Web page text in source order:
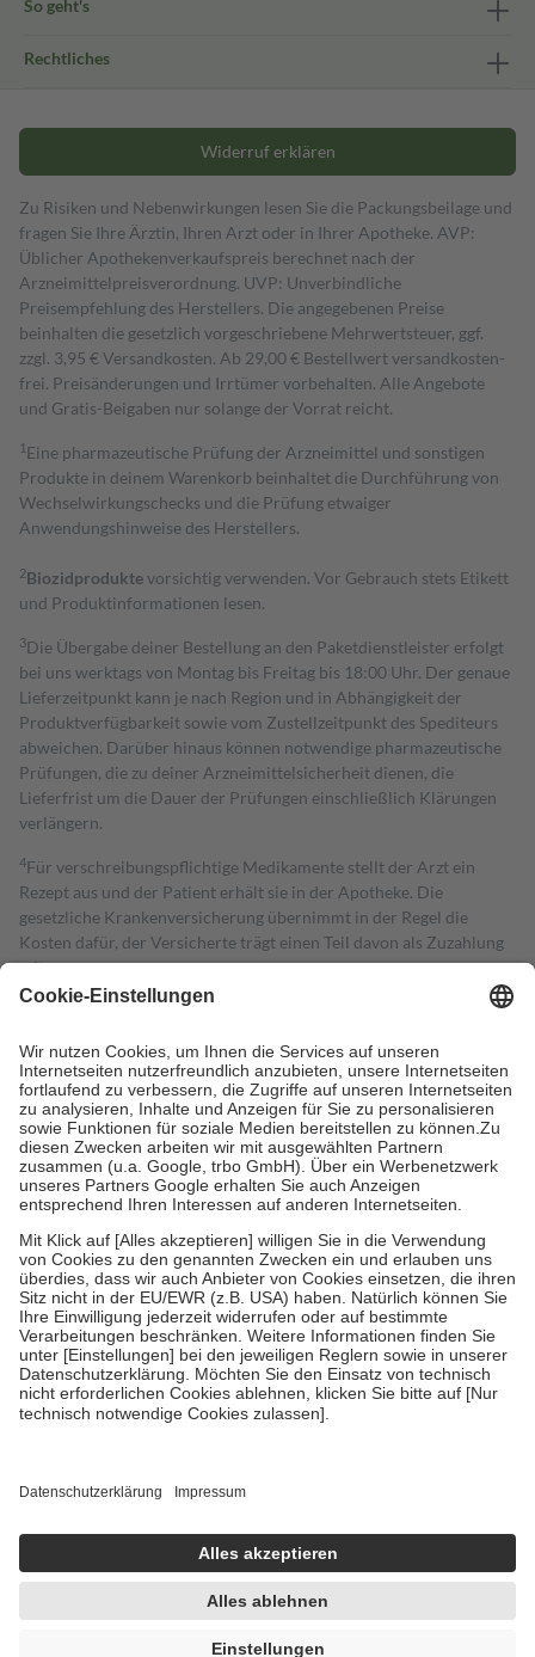
So geht's
Rechtliches
Widerruf erklären
Zu Risiken und Nebenwirkungen lesen Sie die Packungsbeilage und
fragen Sie Ihre Ärztin, Ihren Arzt oder in Ihrer Apotheke. AVP:
Üblicher Apothekenverkaufspreis berechnet nach der
Arzneimittelpreisverordnung. UVP: Unverbindliche
Preisempfehlung des Herstellers. Die angegebenen Preise
beinhalten die gesetzlich vorgeschriebene Mehrwertsteuer, ggf.
zzgl. 3,95 € Versandkosten. Ab 29,00 € Bestell­wert versand­kosten­
frei. Preisänderungen und Irrtümer vorbehalten. Alle Angebote
und Gratis-Beigaben nur solange der Vorrat reicht.
1 Eine pharmazeutische Prüfung der Arzneimittel und sonstigen
Produkte in deinem Warenkorb beinhaltet die Durchführung von
Wechselwirkungschecks und die Prüfung etwaiger
Anwendungshinweise des Herstellers.
2Biozidproduktevorsichtig verwenden. Vor Gebrauch stets Etikett
und Produktinformationen lesen.
3Die Übergabe deiner Bestellung an den Paketdienstleister erfolgt
bei uns werktags von Montag bis Freitag bis 18:00 Uhr. Der genaue
Lieferzeitpunkt kann je nach Region und in Abhängigkeit der
Produktverfügbarkeit sowie vom Zustellzeitpunkt des Spediteurs
abweichen. Darüber hinaus können notwendige pharmazeutische
Prüfungen, die zu deiner Arzneimittelsicherheit dienen, die
Lieferfrist um die Dauer der Prüfungen einschließlich Klärungen
verlängern.
4Für verschreibungspflichtige Medikamente stellt der Arzt ein
Rezept aus und der Patient erhält sie in der Apotheke. Die
gesetzliche Krankenversicherung übernimmt in der Regel die
Kosten dafür, der Versicherte trägt einen Teil davon als Zuzahlung
mit.
Grundsätzlich leisten Mitglieder Zuzahlungen in Höhe von zehn
höchstens zehn Euro.
Es sind jedoch nie mehr als die tatsächlichen
Kosten der Leistung zu entrichten.
Diese Regeln gelten grundsätzlich auch für Online-Apotheken.
Bei Heilmitteln und häuslicher Krankenpflege beträgt die
Zuzahlung zehn Prozent der Kosten sowie zehn Euro je
Verordnung.
Um das Engagement der Versicherten für ihre eigene Gesundheit zu
stärken und die besondere Stellung der Familie zu unterstützen,
fallenkeine Zuzahlungenan bei:
• Kindern und Jugendlichen bis zum vollendeten 18. Lebensjahr
mit Ausnahme der Fahrkosten
• Untersuchungen zur Vorsorge und Früherkennung, die von der
GKV getragen werden
• empfohlenen Schutzimpfungen
• Harn- und Blutteststreifen
getroffen, um sicherzustellen, dass es sich um echte Bewertungen
https://help.etrusted.com/hc/de/articles/4419944605341
Einige Bilder und Inhalte wurden unter Zuhilfenahme künstlicher